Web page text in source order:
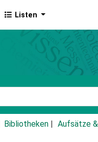
Listen
Bibliotheken Aufsätze